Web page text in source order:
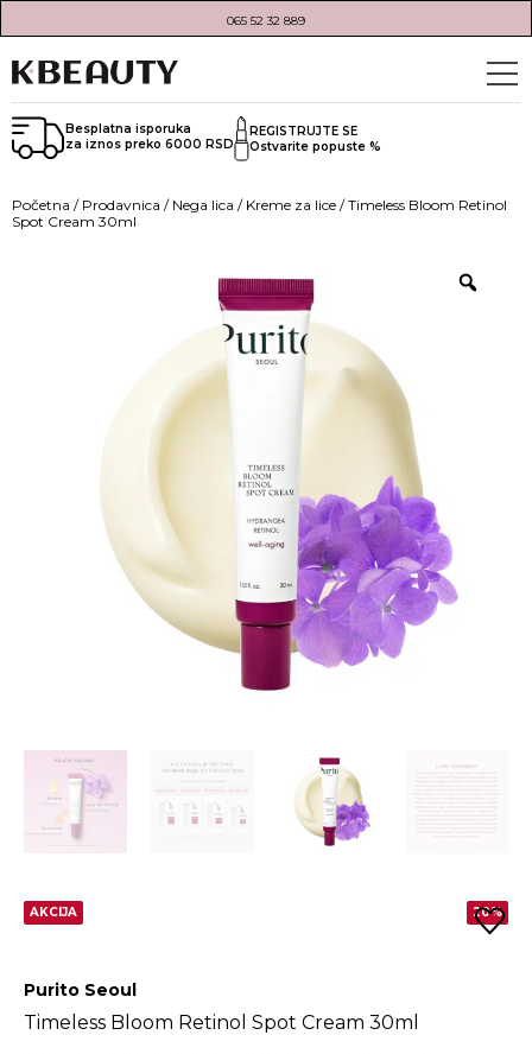
065 52 32 889
Besplatna isporuka
za iznos preko 6000 RSD
REGISTRUJTE SE
Ostvarite popuste %
Početna / Prodavnica / Nega lica / Kreme za lice / Timeless Bloom Retinol
Spot Cream 30ml
AKCIJA 20%
Purito Seoul
Timeless Bloom Retinol Spot Cream 30ml